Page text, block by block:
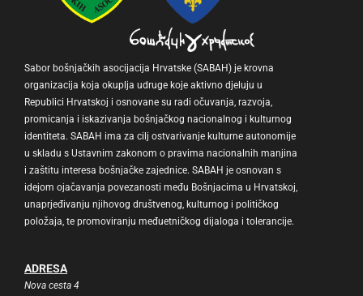
Sabor bošnjačkih asocijacija Hrvatske (SABAH) je krovna
organizacija koja okuplja udruge koje aktivno djeluju u
Republici Hrvatskoj i osnovane su radi očuvanja, razvoja,
promicanja i iskazivanja bošnjačkog nacionalnog i kulturnog
identiteta. SABAH ima za cilj ostvarivanje kulturne autonomije
u skladu s Ustavnim zakonom o pravima nacionalnih manjina
i zaštitu interesa bošnjačke zajednice. SABAH je osnovan s
idejom ojačavanja povezanosti među Bošnjacima u Hrvatskoj,
unaprjeđivanju njihovog društvenog, kulturnog i političkog
položaja, te promoviranju međuetničkog dijaloga i tolerancije.
ADRESA
Nova cesta 4